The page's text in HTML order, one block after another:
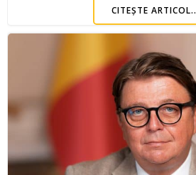
CITEȘTE ARTICOL..